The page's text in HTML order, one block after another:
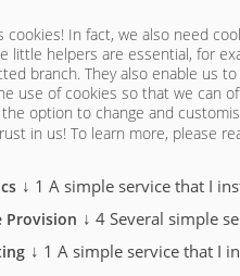
uniquement
apprêt uniquement
de la charge utile du châssis de camion.
cookies! In fact, we also need
little helpers are essential, for
branch. They also enable us
use of cookies so that we can
option to change and
in us! To learn more, please
↓ 1 A simple service that I
Provision ↓ 4 Several simple
↓ 1 A simple service that I